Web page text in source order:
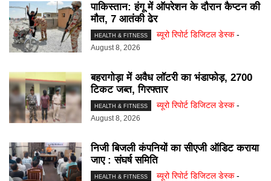
पाकिस्तान: हंगू में ऑपरेशन के दाैरान कैप्टन की
माैत, 7 आतंकी ढेर
HEALTH & FITNESS ब्यूरो रिपोर्ट डिजिटल डेस्क -
August 8, 2026
बहरागोड़ा में अवैध लॉटरी का भंडाफोड़, 2700
टिकट जब्त, गिरफ्तार
HEALTH & FITNESS ब्यूरो रिपोर्ट डिजिटल डेस्क -
August 8, 2026
निजी बिजली कंपनियों का सीएजी ऑडिट कराया
जाए : संघर्ष समिति
HEALTH & FITNESS ब्यूरो रिपोर्ट डिजिटल डेस्क -